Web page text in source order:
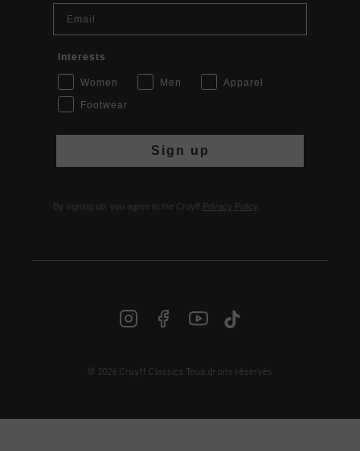
FR | € EUR
Interests
Women Men
Apparel
Footwear
Sign up
By signing up, you agree to the Cruyff Privacy Policy
© 2026 Cruyff Classics Tous droits réservés